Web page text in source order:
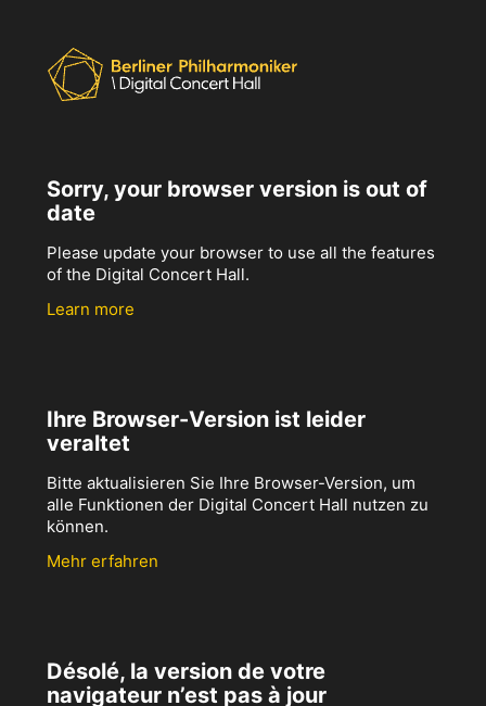
Sorry, your browser version is out of
date
Please update your browser to use all the features
of the Digital Concert Hall.
Learn more
Ihre Browser-Version ist leider
veraltet
Bitte aktualisieren Sie Ihre Browser-Version, um
alle Funktionen der Digital Concert Hall nutzen zu
können.
Mehr erfahren
Désolé, la version de votre
navigateur n’est pas à jour